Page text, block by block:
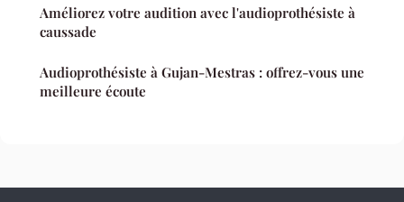
Améliorez votre audition avec l'audioprothésiste à
caussade
Audioprothésiste à Gujan-Mestras : offrez-vous une
meilleure écoute